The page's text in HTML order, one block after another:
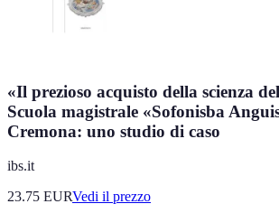
«Il prezioso acquisto della scienza
Scuola magistrale «Sofonisba
Cremona: uno studio di caso
ibs.it
23.75 EURVedi il prezzo